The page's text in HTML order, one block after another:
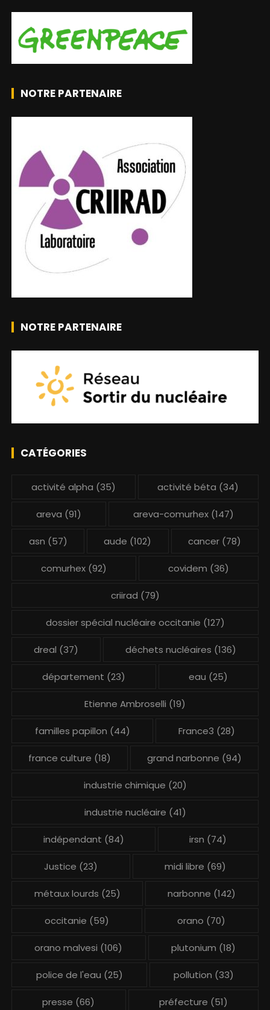
NOTRE PARTENAIRE
NOTRE PARTENAIRE
CATÉGORIES
activité alpha (35) activité béta (34)
areva (91) areva-comurhex(147)
asn (57) aude (102) cancer (78)
comurhex (92) covidem (36)
criirad (79)
dossier spécial nucléaire occitanie (127)
dreal (37) déchets nucléaires (136)
département (23) eau (25)
Etienne Ambroselli (19)
familles papillon (44) France3 (28)
france culture (18) grand narbonne (94)
industrie chimique (20)
industrie nucléaire (41)
indépendant (84) irsn (74)
Justice (23) midi libre (69)
métaux lourds (25) narbonne (142)
occitanie (59) orano (70)
orano malvesi (106) plutonium (18)
police de l'eau (25) pollution (33)
presse (66) préfecture (51)